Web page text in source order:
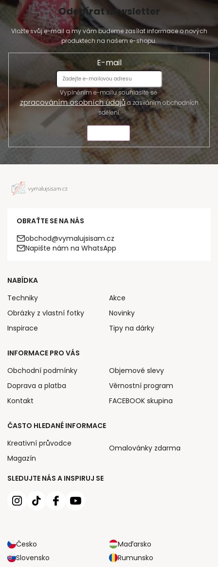
Odebírat newsletter
Vložte svůj e-mail a my vám budeme zasílat informace o nových
produktech na našem e-shopu.
E-mail
Vyplněním e-mailu souhlasíte se
zpracováním osobních údajůa zasíláním obchodních
sdělení.
OBRAŤTE SE NA NÁS
obchod@vymalujsisam.cz
Napište nám na WhatsApp
SLEDUJTE NÁS A INSPIRUJ SE
Česko
Maďarsko
Slovensko
Rumunsko
NABÍDKA
Techniky
Obrázky z vlastní fotky
Inspirace
Akce
Novinky
Tipy na dárky
INFORMACE PRO VÁS
Obchodní podmínky
Doprava a platba
Kontakt
Objemové slevy
Věrnostní program
FACEBOOK skupina
ČASTO HLEDANÉ INFORMACE
Kreativní průvodce
Magazín
Omalovánky zdarma